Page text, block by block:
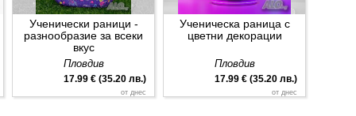
СПК в цялата страна
Център, София
Дистанционно или
присъствено обучение
София
17.99 € (35.20 лв.)
от днес
Ученически раници -
разнообразие за всеки
вкус
Пловдив
17.99 € (35.20 лв.)
от днес
Ученическа раница с
цветни декорации
Пловдив